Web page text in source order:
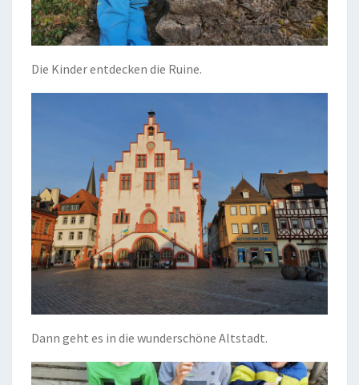
Die Kinder entdecken die Ruine.
Dann geht es in die wunderschöne Altstadt.